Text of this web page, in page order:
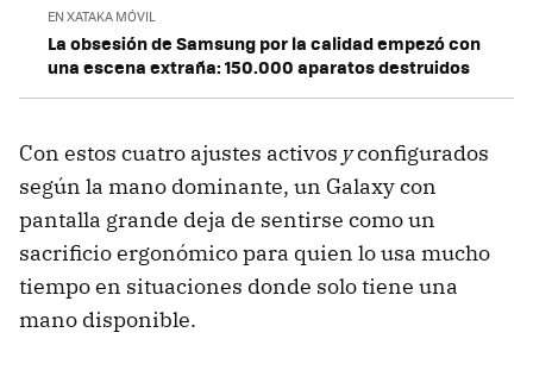
EN XATAKA MÓVIL
La obsesión de Samsung por la calidad empezó con
una escena extraña: 150.000 aparatos destruidos
Con estos cuatro ajustes activos yconfigurados
según la mano dominante, un Galaxy con
pantalla grande deja de sentirse como un
sacrificio ergonómico para quien lo usa mucho
tiempo en situaciones donde solo tiene una
mano disponible.